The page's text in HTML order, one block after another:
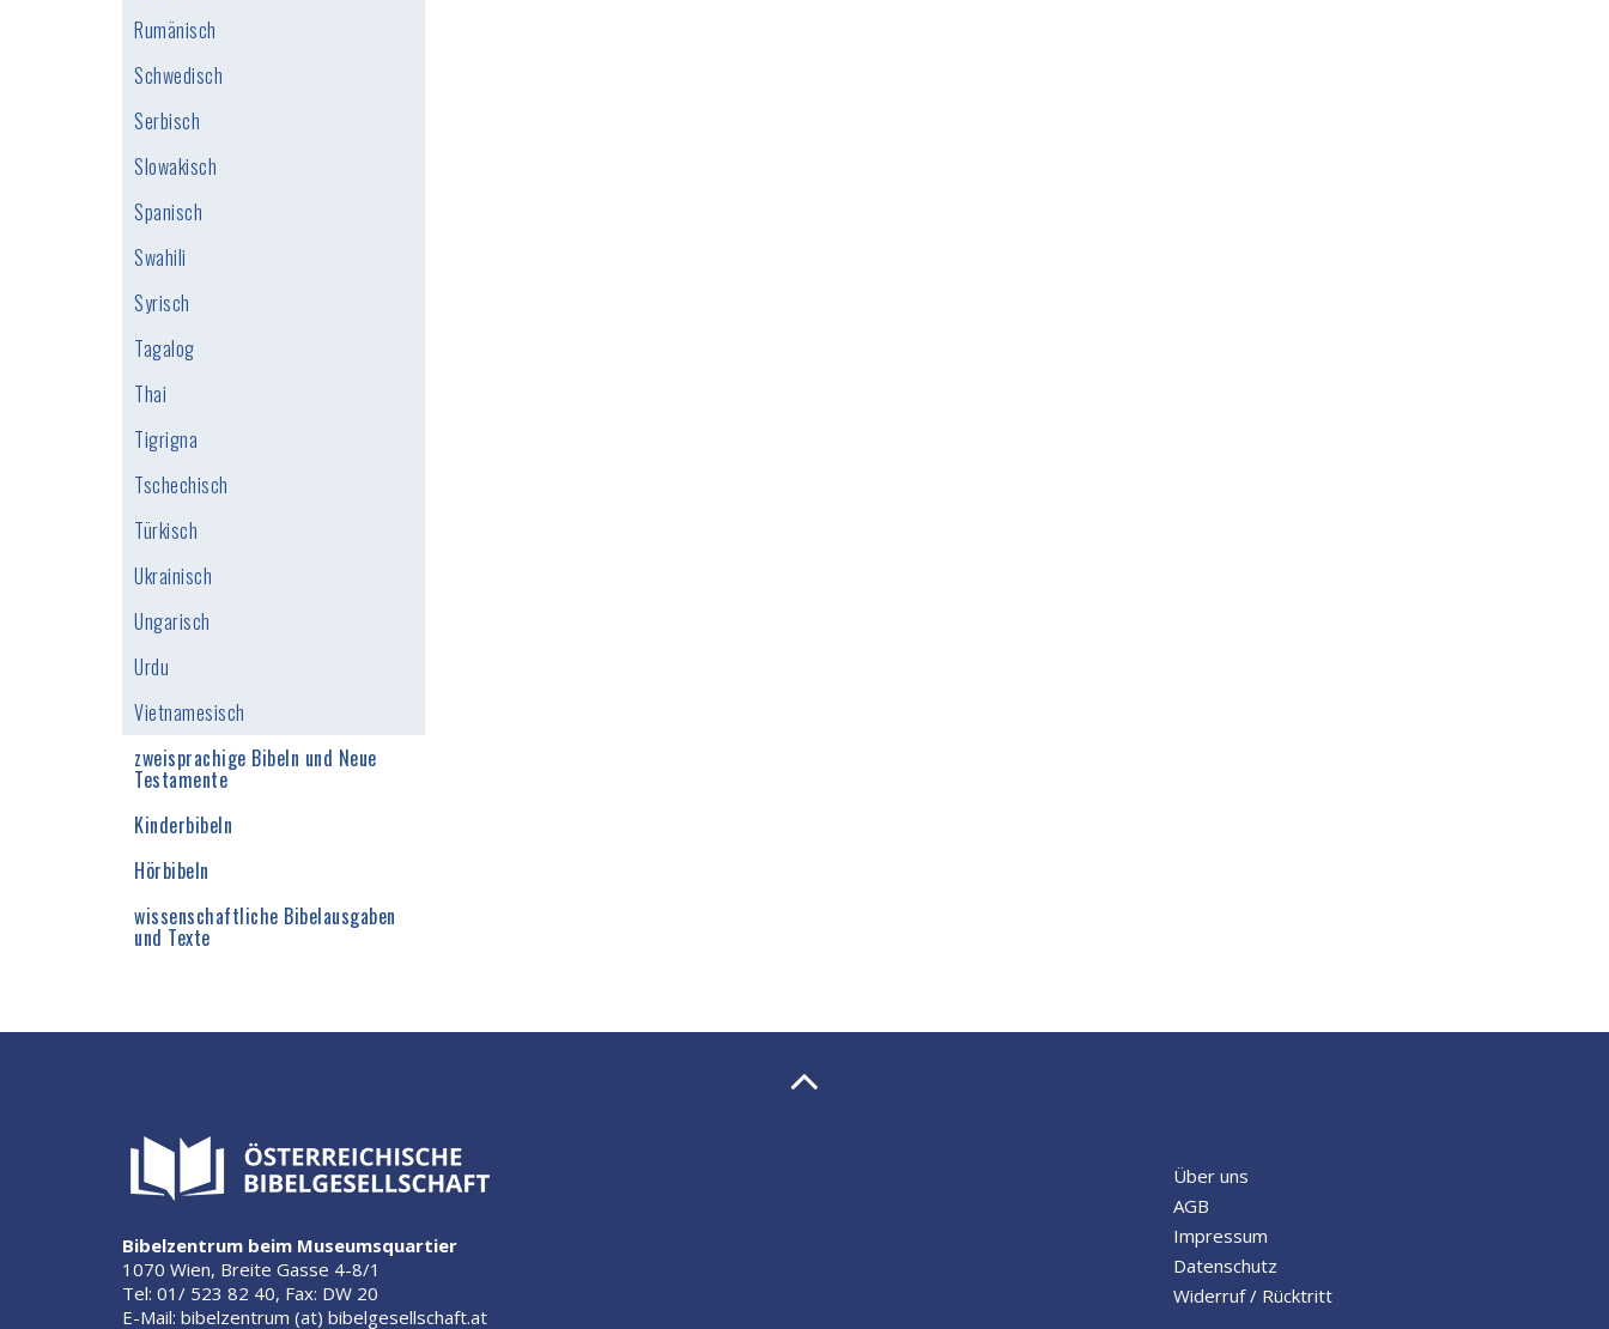
Rumänisch
Schwedisch
Serbisch
Slowakisch
Spanisch
Swahili
Syrisch
Tagalog
Thai
Tigrigna
Tschechisch
Türkisch
Ukrainisch
Ungarisch
Urdu
Vietnamesisch
zweisprachige Bibeln und Neue
Testamente
Kinderbibeln
Hörbibeln
wissenschaftliche Bibelausgaben
und Texte
Bibelzentrum beim Museumsquartier
1070 Wien, Breite Gasse 4-8/1
Tel: 01/ 523 82 40, Fax: DW 20
E-Mail: bibelzentrum (at) bibelgesellschaft.at
Über uns
AGB
Impressum
Datenschutz
Widerruf / Rücktritt